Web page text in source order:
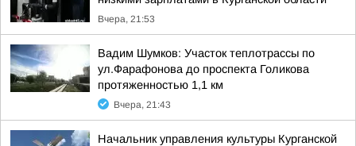
Вчера, 21:53
Вадим Шумков: Участок теплотрассы по
ул.Фарафонова до проспекта Голикова
протяженностью 1,1 км
Вчера, 21:43
Начальник управления культуры Курганской